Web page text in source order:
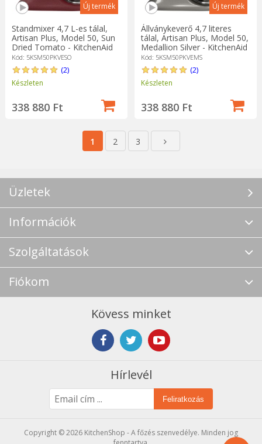
Új termék
Standmixer 4,7 L-es tálal,
Artisan Plus, Model 50, Sun
Dried Tomato - KitchenAid
Kód: 5KSM50PKVESO
(2)
Készleten
338 880 Ft
Új termék
Állványkeverő 4,7 literes
tálal, Artisan Plus, Model 50,
Medallion Silver - KitchenAid
Kód: 5KSM50PKVEMS
(2)
Készleten
338 880 Ft
1 2 3
Üzletek
Információk
Szolgáltatások
Fiókom
Kövess minket
Hírlevél
Feliratkozás
Copyright © 2026 KitchenShop - A főzés szenvedélye. Minden jog